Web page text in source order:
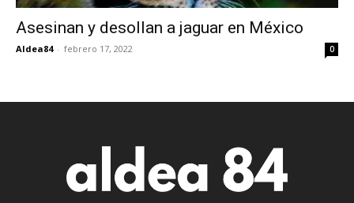
Asesinan y desollan a jaguar en México
Aldea84 - febrero 17, 2022 0